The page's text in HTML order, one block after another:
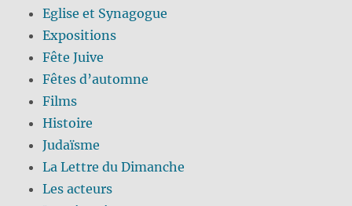
Eglise et Synagogue
Expositions
Fête Juive
Fêtes d’automne
Films
Histoire
Judaïsme
La Lettre du Dimanche
Les acteurs